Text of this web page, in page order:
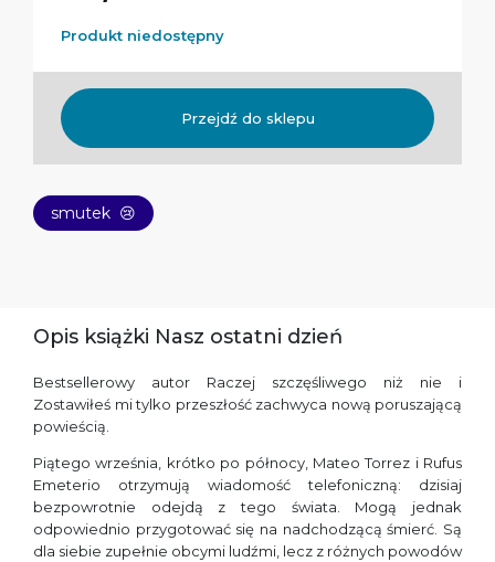
Produkt niedostępny
Przejdź do sklepu
smutek 😢
Opis książki Nasz ostatni dzień
Bestsellerowy autor Raczej szczęśliwego niż nie i
Zostawiłeś mi tylko przeszłość zachwyca nową poruszającą
powieścią.
Piątego września, krótko po północy, Mateo Torrez i Rufus
Emeterio otrzymują wiadomość telefoniczną: dzisiaj
bezpowrotnie odejdą z tego świata. Mogą jednak
odpowiednio przygotować się na nadchodzącą śmierć. Są
dla siebie zupełnie obcymi ludźmi, lecz z różnych powodów